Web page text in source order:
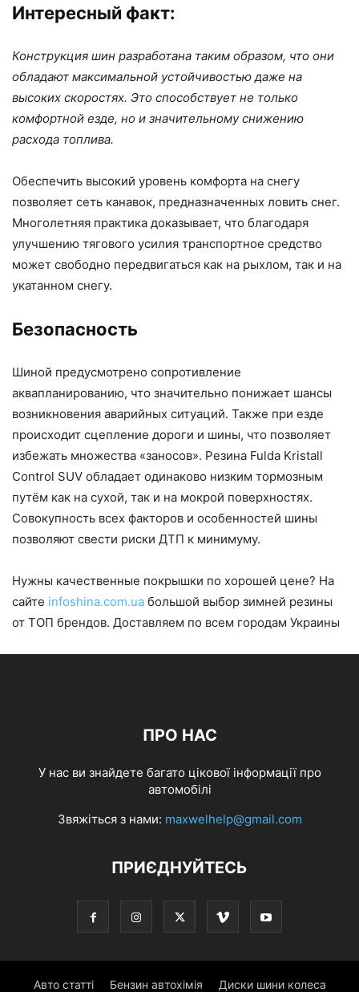
Интересный факт:
Конструкция шин разработана таким образом, что они
обладают максимальной устойчивостью даже на
высоких скоростях. Это способствует не только
комфортной езде, но и значительному снижению
расхода топлива.
Обеспечить высокий уровень комфорта на снегу
позволяет сеть канавок, предназначенных ловить снег.
Многолетняя практика доказывает, что благодаря
улучшению тягового усилия транспортное средство
может свободно передвигаться как на рыхлом, так и на
укатанном снегу.
Безопасность
Шиной предусмотрено сопротивление
аквапланированию, что значительно понижает шансы
возникновения аварийных ситуаций. Также при езде
происходит сцепление дороги и шины, что позволяет
избежать множества «заносов». Резина Fulda Kristall
Control SUV обладает одинаково низким тормозным
путём как на сухой, так и на мокрой поверхностях.
Совокупность всех факторов и особенностей шины
позволяют свести риски ДТП к минимуму.
Нужны качественные покрышки по хорошей цене? На
сайте infoshina.com.ua большой выбор зимней резины
от ТОП брендов. Доставляем по всем городам Украины
ПРО НАС
У нас ви знайдете багато цікової інформації про
автомобілі
Звяжіться з нами: maxwelhelp@gmail.com
ПРИЄДНУЙТЕСЬ
Авто статті Бензин автохімія Диски шини колеса